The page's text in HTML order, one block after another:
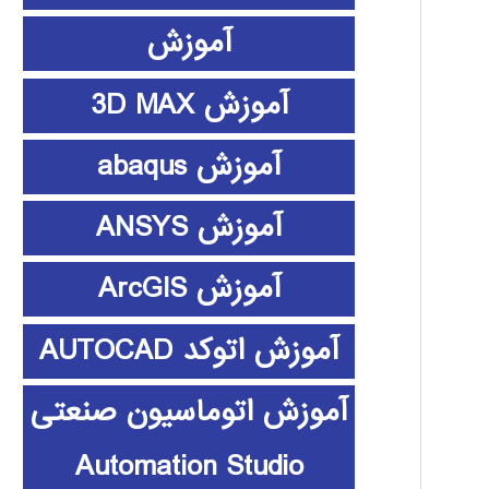
آموزش
آموزش 3D MAX
آموزش abaqus
آموزش ANSYS
آموزش ArcGIS
آموزش اتوکد AUTOCAD
آموزش اتوماسیون صنعتی
Automation Studio